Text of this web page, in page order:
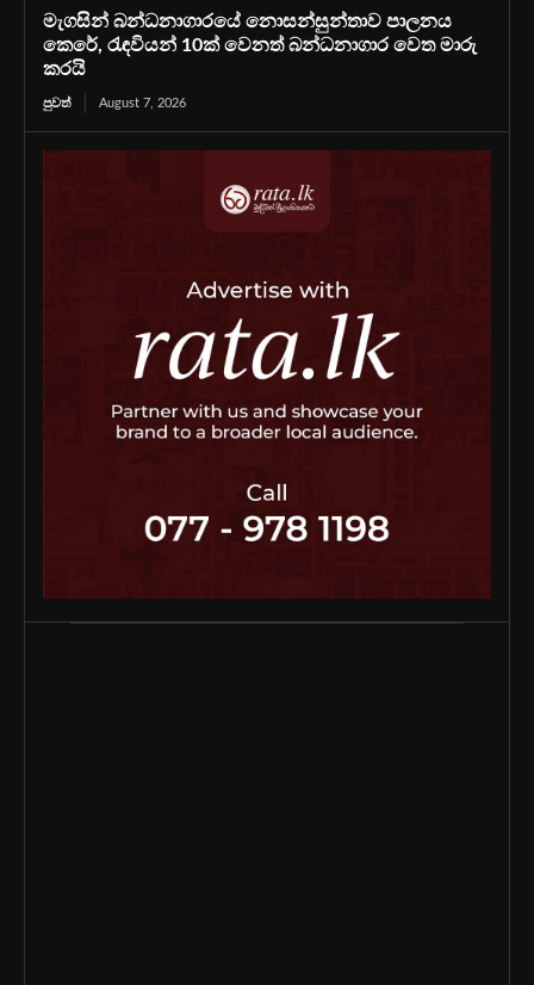
මැගසින් බන්ධනාගාරයේ නොසන්සුන්තාව පාලනය
කෙරේ, රැඳවියන් 10ක් වෙනත් බන්ධනාගාර වෙත මාරු
කරයි
පුවත් August 7, 2026